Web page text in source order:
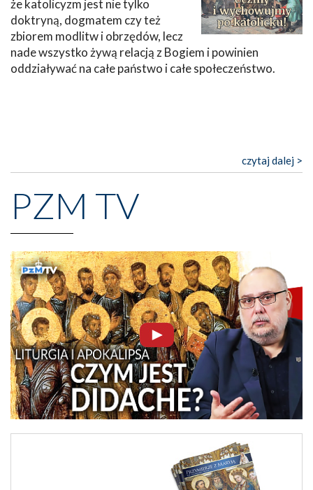
że katolicyzm jest nie tylko
doktryną, dogmatem czy też
zbiorem modlitw i obrzędów, lecz
nade wszystko żywą relacją z Bogiem i powinien
oddziaływać na całe państwo i całe społeczeństwo.
czytaj dalej >
PZM TV